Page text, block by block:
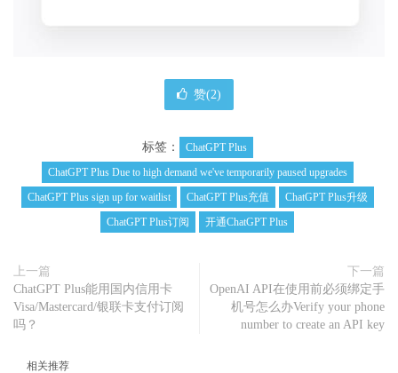
赞(2)
标签：
ChatGPT Plus
ChatGPT Plus Due to high demand we've temporarily paused upgrades
ChatGPT Plus sign up for waitlist
ChatGPT Plus充值
ChatGPT Plus升级
ChatGPT Plus订阅
开通ChatGPT Plus
上一篇
ChatGPT Plus能用国内信用卡
Visa/Mastercard/银联卡支付订阅
吗？
下一篇
OpenAI API在使用前必须绑定手
机号怎么办Verify your phone
number to create an API key
相关推荐